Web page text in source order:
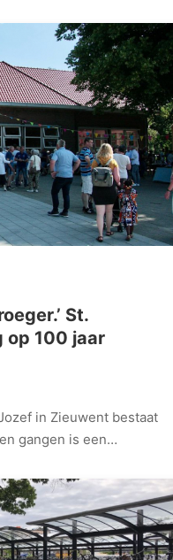
St.
op 100 jaar
in Zieuwent bestaat
gangen is een